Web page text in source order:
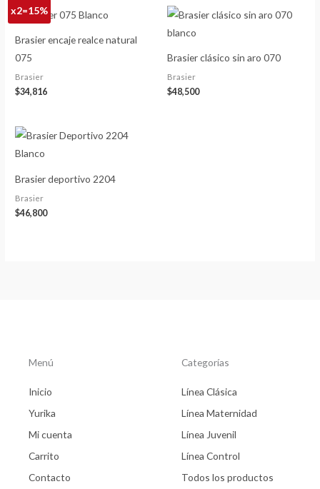
x2=15%
Brasier encaje realce natural
075
Brasier
$34,816
Brasier clásico sin aro 070
Brasier
$48,500
Brasier deportivo 2204
Brasier
$46,800
Menú
Inicio
Yurika
Mi cuenta
Carrito
Contacto
Categorías
Línea Clásica
Línea Maternidad
Línea Juvenil
Línea Control
Todos los productos